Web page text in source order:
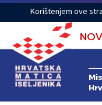
Korištenjem ove